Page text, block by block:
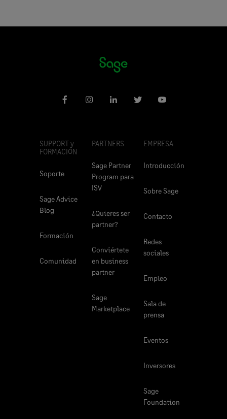
SUPPORT y
FORMACIÓN
Soporte
Sage Advice
Blog
Formación
Comunidad
PARTNERS
Sage Partner
Program para
ISV
¿Quieres ser
partner?
Conviértete
en business
partner
Sage
Marketplace
EMPRESA
Introducción
Sobre Sage
Contacto
Redes
sociales
Empleo
Sala de
prensa
Eventos
Inversores
Sage
Foundation